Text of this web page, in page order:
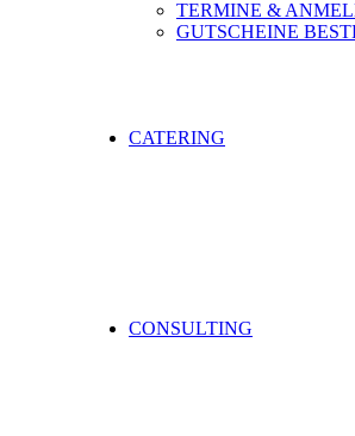
TERMINE &
GUTSCHEINE
CATERING
CONSULTING